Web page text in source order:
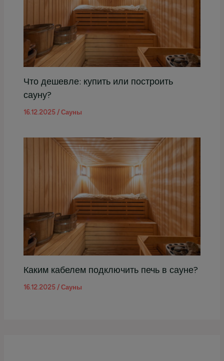
Что дешевле: купить или построить
сауну?
16.12.2025 /Сауны
Каким кабелем подключить печь в сауне?
16.12.2025 /Сауны